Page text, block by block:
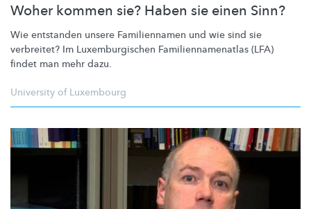
Woher kommen sie? Haben sie einen Sinn?
Wie entstanden unsere Familiennamen und wie sind sie
verbreitet? Im Luxemburgischen Familiennamenatlas (LFA)
findet man mehr dazu.
University of Luxembourg